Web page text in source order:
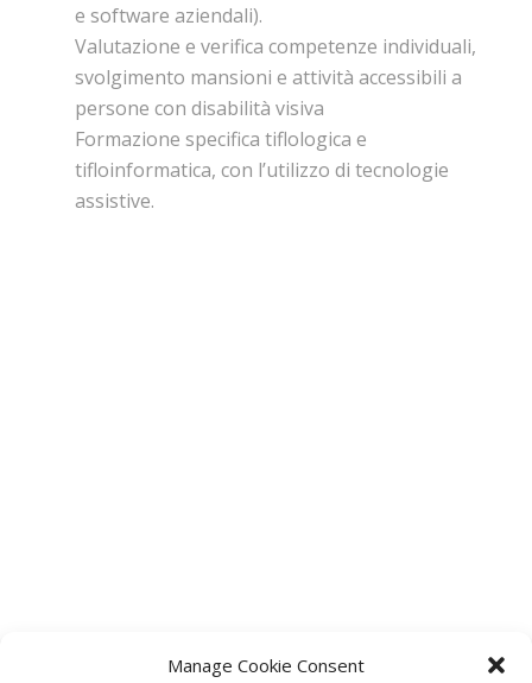
Manage Cookie Consent
e software aziendali).
Valutazione e verifica competenze individuali,
svolgimento mansioni e attività accessibili a
persone con disabilità visiva
Formazione specifica tiflologica e
tifloinformatica, con l’utilizzo di tecnologie
assistive.